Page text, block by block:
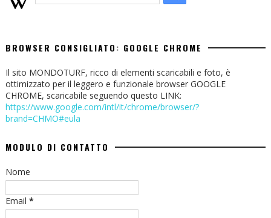
BROWSER CONSIGLIATO: GOOGLE CHROME
Il sito MONDOTURF, ricco di elementi scaricabili e foto, è
ottimizzato per il leggero e funzionale browser GOOGLE
CHROME, scaricabile seguendo questo LINK:
https://www.google.com/intl/it/chrome/browser/?
brand=CHMO#eula
MODULO DI CONTATTO
Nome
Email *